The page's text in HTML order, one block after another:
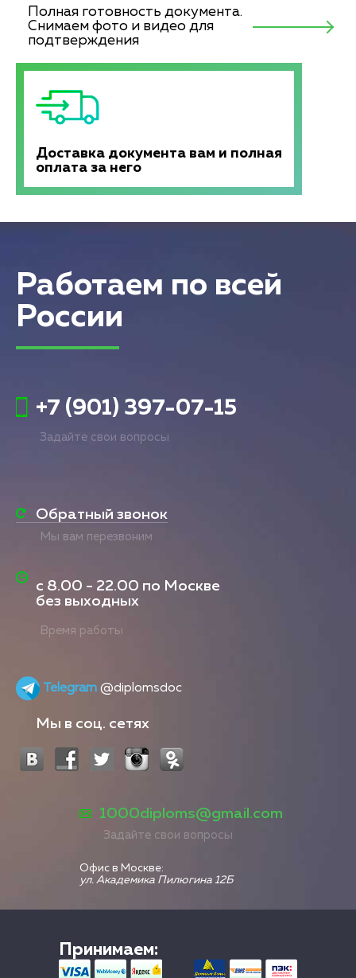
Полная готовность документа.
Снимаем фото и видео для
подтверждения
Доставка документа вам и полная
оплата за него
Работаем по всей
России
+7 (901) 397-07-15
Задайте свои вопросы
Обратный звонок
Мы вам перезвоним
с 8.00 - 22.00 по Москве
без выходных
Время работы
Telegram @diplomsdoc
Мы в соц. сетях
1000diploms@gmail.com
Задайте свои вопросы
Офис в Москве:
ул. Академика Пилюгина 12Б
Принимаем: